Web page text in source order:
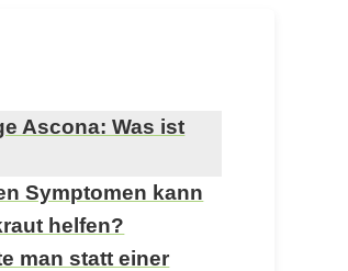
Ascona: Was ist
Symptomen kann
helfen?
man statt einer